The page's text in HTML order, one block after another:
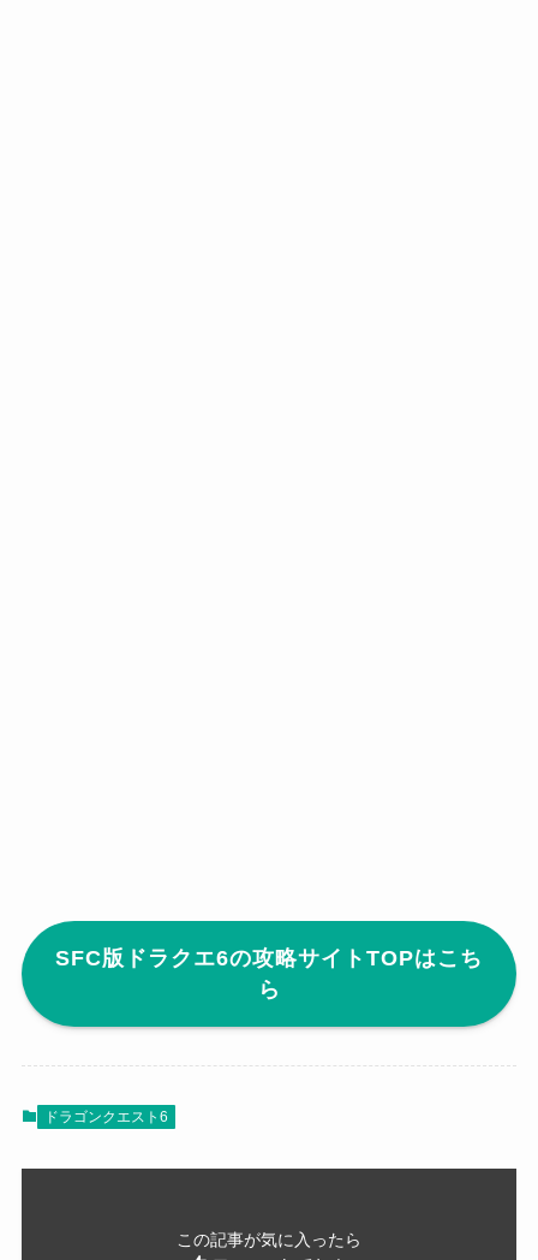
SFC版ドラクエ6の攻略サイトTOPはこち
ら
ドラゴンクエスト6
この記事が気に入ったら